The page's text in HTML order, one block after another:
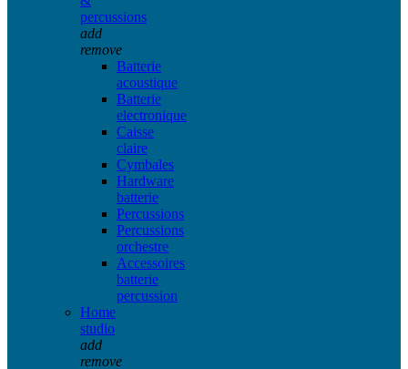
percussions
add
remove
Batterie
acoustique
Batterie
electronique
Caisse
claire
Cymbales
Hardware
batterie
Percussions
Percussions
orchestre
Accessoires
batterie
percussion
Home
studio
add
remove